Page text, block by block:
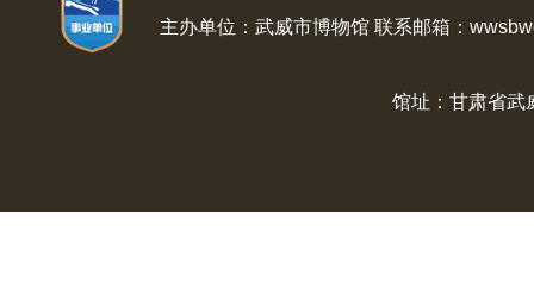
主办单位：武威市博物馆 联系邮箱：
馆址：甘肃省武